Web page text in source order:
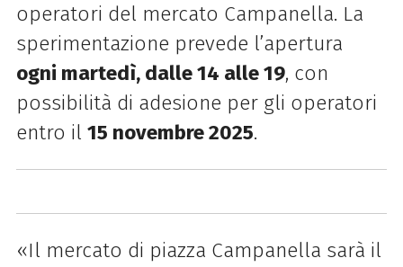
operatori del mercato Campanella. La
sperimentazione prevede l’apertura
ogni martedì, dalle 14 alle 19, con
possibilità di adesione per gli operatori
entro il 15 novembre 2025.
«Il mercato di piazza Campanella sarà il